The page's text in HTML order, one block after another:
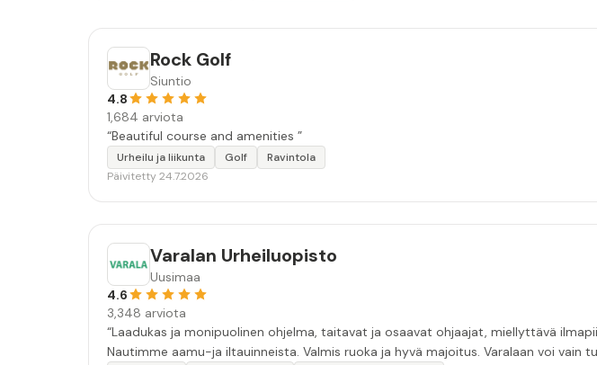
Rock Golf
Siuntio
4.8
1,684 arviota
“Beautiful course and amenities ”
Urheilu ja liikunta Golf
Ravintola
Päivitetty 24.7.2026
Varalan Urheiluopisto
Uusimaa
4.6
3,348 arviota
“Laadukas ja monipuolinen ohjelma, taitavat ja osaavat ohjaajat, miellyttävä ilmapiiri, ohjaajat aidosti läsnä.Varala hieno paikka järven rannalla ja rantasaunat hienot.
Nautimme aamu-ja